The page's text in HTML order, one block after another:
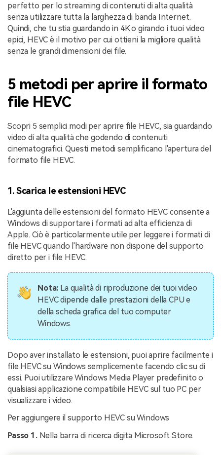
perfetto per lo streaming di contenuti di alta qualità
senza utilizzare tutta la larghezza di banda Internet.
Quindi, che tu stia guardando in 4K o girando i tuoi video
epici, HEVC è il motivo per cui ottieni la migliore qualità
senza le grandi dimensioni dei file.
5 metodi per aprire il formato
file HEVC
Scopri 5 semplici modi per aprire file HEVC, sia guardando
video di alta qualità che godendo di contenuti
cinematografici. Questi metodi semplificano l'apertura del
formato file HEVC.
1. Scarica le estensioni HEVC
L'aggiunta delle estensioni del formato HEVC consente a
Windows di supportare i formati ad alta efficienza di
Apple. Ciò è particolarmente utile per leggere i formati di
file HEVC quando l'hardware non dispone del supporto
diretto per i file HEVC.
Nota: La qualità di riproduzione dei tuoi video
HEVC dipende dalle prestazioni della CPU e
della scheda grafica del tuo computer
Windows.
Dopo aver installato le estensioni, puoi aprire facilmente i
file HEVC su Windows semplicemente facendo clic su di
essi. Puoi utilizzare Windows Media Player predefinito o
qualsiasi applicazione compatibile HEVC sul tuo PC per
visualizzare i video.
Per aggiungere il supporto HEVC su Windows
Passo 1.Nella barra di ricerca digita Microsoft Store.